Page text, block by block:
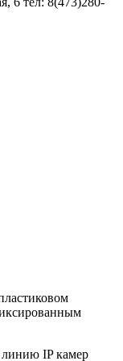
IP камер